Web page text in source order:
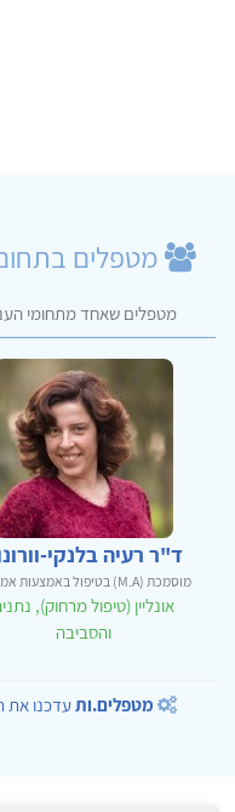
מטפלים
מטפלים שאחד מתחומי
ד"ר רעיה בלנקי-
מוסמכת (M.A) בטיפול באמצעות אמנויות
אונליין (טיפול מרחוק),
והסביבה
מטפלים.ותעדכנו את